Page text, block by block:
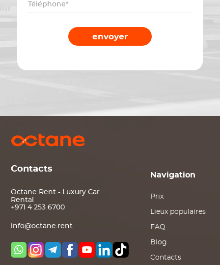
envoyer
Contacts
Octane Rent - Luxury Car
Rental
+971 4 253 6700
info@octane.rent
Navigation
Prix
Lieux populaires
FAQ
Blog
Contacts